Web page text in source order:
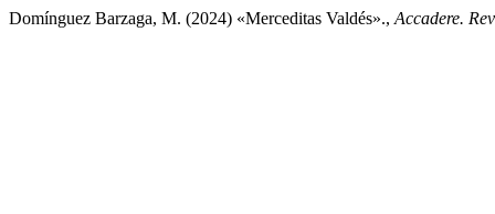
Domínguez Barzaga, M. (2024) «Merceditas Valdés»., Accadere.